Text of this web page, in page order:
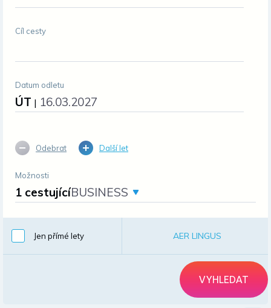
Cíl cesty
Datum odletu
ÚT | 16.03.2027
Odebrat Další let
Možnosti
1 cestujícíBUSINESS
Jen přímé lety AER LINGUS
VYHLEDAT